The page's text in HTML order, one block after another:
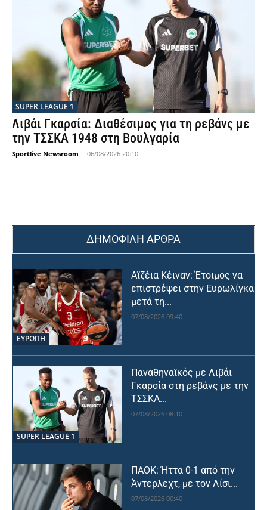
SUPER LEAGUE 1
Λιβάι Γκαρσία: Διαθέσιμος για τη ρεβάνς με
την ΤΣΣΚΑ 1948 στη Βουλγαρία
Sportlive Newsroom - 06/08/2026 20:10
ΔΗΜΟΦΙΛΗ ΑΡΘΡΑ
ΕΥΡΩΠΗ
Αϊζέια Κέιναν: Έτοιμος να
επιστρέψει στην Ευρωλίγκα
μετά τη...
07/08/2026 09:40
SUPER LEAGUE 1
Παναθηναϊκός με Λιβάι
Γκαρσία στη ρεβάνς με την
ΤΣΣΚΑ...
07/08/2026 08:10
ΠΑΟΚ: Ήττα 0-1 από την
Άντερλεχτ, με τον Λίσι...
07/08/2026 00:40